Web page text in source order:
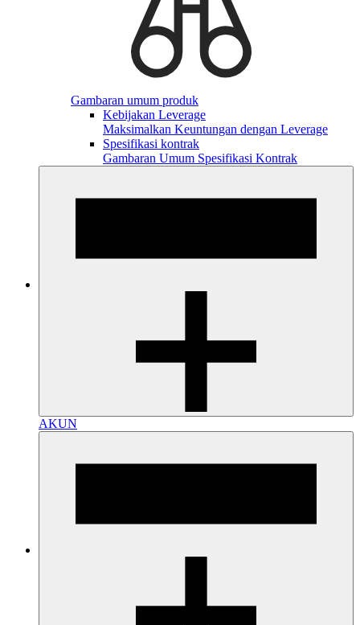
Gambaran umum produk
Kebijakan Leverage
Maksimalkan Keuntungan dengan Leverage
Spesifikasi kontrak
Gambaran Umum Spesifikasi Kontrak
AKUN